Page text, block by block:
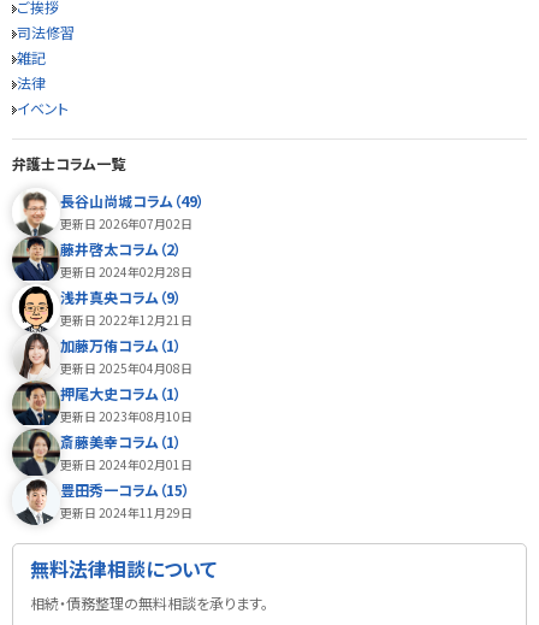
ご挨拶
司法修習
雑記
法律
イベント
弁護士コラム一覧
長谷山尚城コラム（49）
更新日 2026年07月02日
藤井啓太コラム（2）
更新日 2024年02月28日
浅井真央コラム（9）
更新日 2022年12月21日
加藤万侑コラム（1）
更新日 2025年04月08日
押尾大史コラム（1）
更新日 2023年08月10日
斎藤美幸コラム（1）
更新日 2024年02月01日
豊田秀一コラム（15）
更新日 2024年11月29日
無料法律相談について
相続・債務整理の無料相談を承ります。